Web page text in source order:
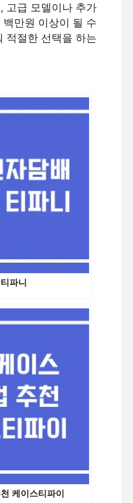
고급 모델이나 추가
만원 이상이 될 수
적절한 선택을 하는
파니
케이스티파이